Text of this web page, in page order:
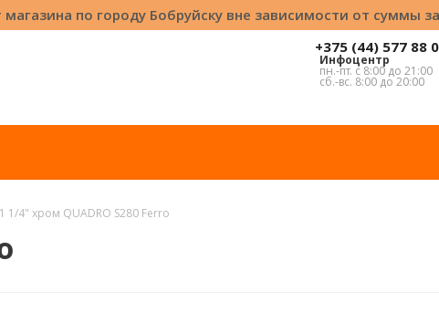
по городу Бобруйску вне зависимости от суммы
+375 (44) 577 88
Инфоцентр
пн.-пт. с 8:00 до 21:00
сб.-вс. 8:00 до 20:00
1/4" хром QUADRO S280 Ferro